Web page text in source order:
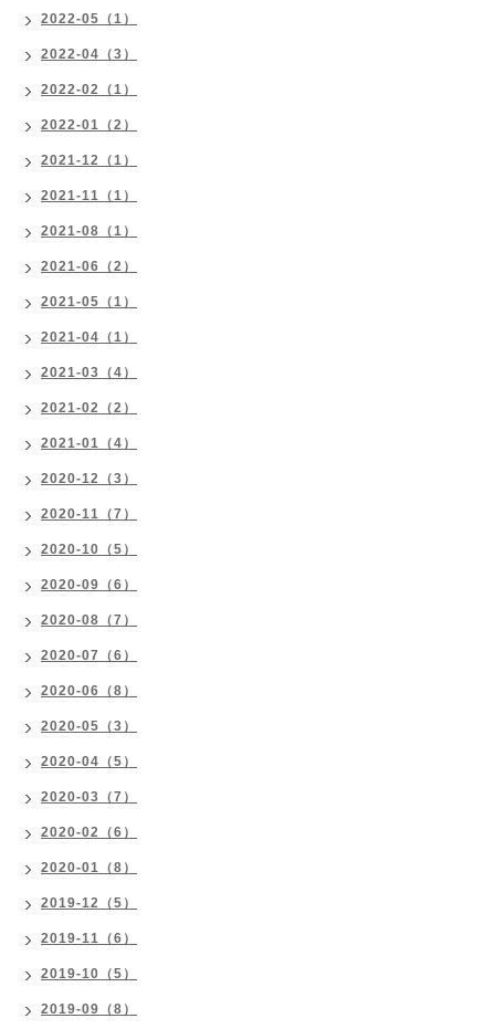
2022-05（1）
2022-04（3）
2022-02（1）
2022-01（2）
2021-12（1）
2021-11（1）
2021-08（1）
2021-06（2）
2021-05（1）
2021-04（1）
2021-03（4）
2021-02（2）
2021-01（4）
2020-12（3）
2020-11（7）
2020-10（5）
2020-09（6）
2020-08（7）
2020-07（6）
2020-06（8）
2020-05（3）
2020-04（5）
2020-03（7）
2020-02（6）
2020-01（8）
2019-12（5）
2019-11（6）
2019-10（5）
2019-09（8）